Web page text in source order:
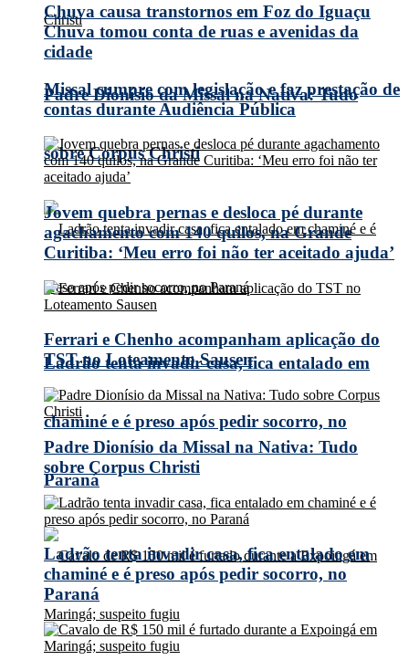
Padre Dionísio da Missal na Nativa: Tudo
sobre Corpus Christi
Ladrão tenta invadir casa, fica entalado em
chaminé e é preso após pedir socorro, no
Paraná
Chuva causa transtornos em Foz do Iguaçu
Chuva tomou conta de ruas e avenidas da
cidade
Missal cumpre com legislação e faz prestação de
contas durante Audiência Pública
Jovem quebra pernas e desloca pé durante
agachamento com 140 quilos, na Grande
Curitiba: ‘Meu erro foi não ter aceitado ajuda’
Ferrari e Chenho acompanham aplicação do
TST no Loteamento Sausen
Padre Dionísio da Missal na Nativa: Tudo
sobre Corpus Christi
Ladrão tenta invadir casa, fica entalado em
chaminé e é preso após pedir socorro, no
Paraná